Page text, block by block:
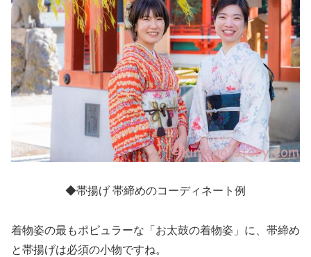
◆帯揚げ 帯締めのコーディネート例
着物姿の最もポピュラーな「お太鼓の着物姿」に、帯締め
と帯揚げは必須の小物ですね。